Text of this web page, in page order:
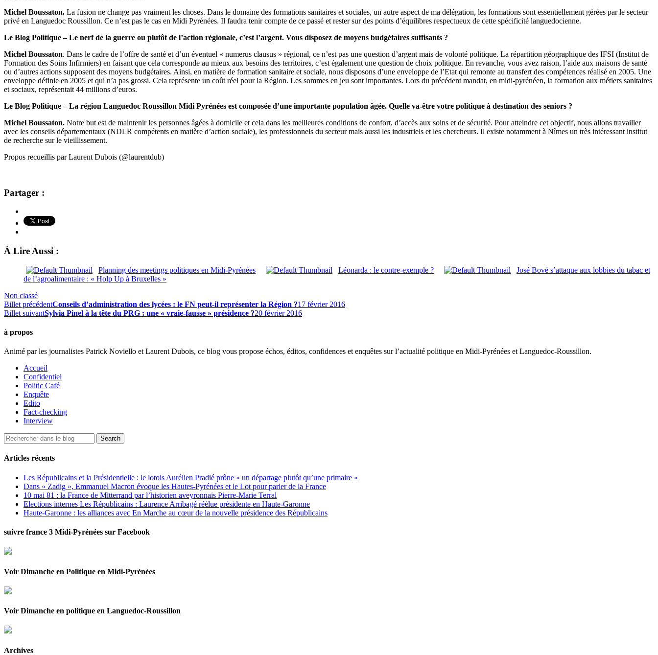
Michel Boussaton. La fusion ne change pas vraiment les choses. Dans le domaine des formations sanitaires et sociales, un autre aspect de ma délégation, les formations sont essentiellement gérées par le secteur
privé en Languedoc Roussillon. Ce n’est pas le cas en Midi Pyrénées. Il faudra tenir compte de ce passé et rester sur des points d’équilibres respectueux de cette spécificité languedocienne.
Le Blog Politique – Le nerf de la guerre ou plutôt de l’action régionale, c’est l’argent. Vous disposez de moyens budgétaires suffisants ?
Michel Boussaton. Dans le cadre de l’offre de santé et d’un éventuel « numerus clausus » régional, ce n’est pas une question d’argent mais de volonté politique. La répartition géographique des IFSI (Institut de
Formation des Soins Infirmiers) en faisant que cela corresponde au mieux aux besoins des territoires, c’est également une question de choix politique. En revanche, vous avez raison, l’aide aux maisons de santé
ou d’autres actions supposent des moyens budgétaires. Ainsi, en matière de formation sanitaire et sociale, nous disposons d’une enveloppe de l’Etat qui remonte au transfert des compétences réalisé en 2005. Une
enveloppe définie en 2005 et qui n’a pas grossi. Cela représente un coût réel pour la Région. Les sommes en jeu sont importantes. Lors du précédent mandat, en midi-pyrénéen, la formation aux métiers sanitaires
et sociaux, représentait 44 millions d’euros.
Le Blog Politique – La région Languedoc Roussillon Midi Pyrénées est composée d’une importante population âgée. Quelle va-être votre politique à destination des seniors ?
Michel Boussaton. Notre but est de maintenir les personnes âgées à domicile et cela dans les meilleures conditions de confort, d’accès aux soins et de sécurité. Pour atteindre cet objectif, nous allons travailler
avec les conseils départementaux (NDLR compétents en matière d’action sociale), les professionnels du secteur mais aussi les industriels et les chercheurs. Il existe notamment à Nîmes un très intéressant institut
de recherche sur le vieillissement.
Propos recueillis par Laurent Dubois (@laurentdub)
Partager :
À Lire Aussi :
Planning des meetings politiques en Midi-Pyrénées Léonarda : le contre-exemple ?
José Bové s’attaque aux lobbies du tabac et
de l’agroalimentaire : « Holp Up à Bruxelles »
Non classé
Billet précédentConseils d’administration des lycées : le FN peut-il représenter la Région ?17 février 2016
Billet suivantSylvia Pinel à la tête du PRG : une « vraie-fausse » présidence ?20 février 2016
à propos
Animé par les journalistes Patrick Noviello et Laurent Dubois, ce blog vous propose échos, éditos, confidences et enquêtes sur l’actualité politique en Midi-Pyrénées et Languedoc-Roussillon.
Accueil
Confidentiel
Politic Café
Enquête
Edito
Fact-checking
Interview
Articles récents
Les Républicains et la Présidentielle : le lotois Aurélien Pradié prône « un départage plutôt qu’une primaire »
Dans « Zadig », Emmanuel Macron évoque les Hautes-Pyrénées et le Lot pour parler de la France
10 mai 81 : la France de Mitterrand par l’historien aveyronnais Pierre-Marie Terral
Elections internes Les Républicains : Laurence Arribagé réélue présidente en Haute-Garonne
Haute-Garonne : les alliances avec En Marche au cœur de la nouvelle présidence des Républicains
suivre france 3 Midi-Pyrénées sur Facebook
Voir Dimanche en Politique en Midi-Pyrénées
Voir Dimanche en politique en Languedoc-Roussillon
Archives